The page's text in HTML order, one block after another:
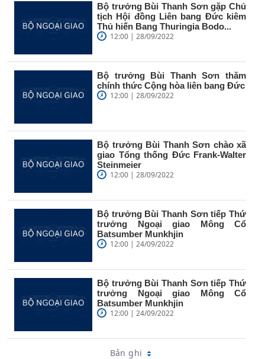
Bộ trưởng Bùi Thanh Sơn gặp Chủ
tịch Hội đồng Liên bang Đức kiêm
Thủ hiến Bang Thuringia Bodo...
12:00 | 28/09/2022
Bộ trưởng Bùi Thanh Sơn thăm
chính thức Cộng hòa liên bang Đức
12:00 | 28/09/2022
Bộ trưởng Bùi Thanh Sơn chào xã
giao Tổng thống Đức Frank-Walter
Steinmeier
12:00 | 28/09/2022
Bộ trưởng Bùi Thanh Sơn tiếp Thứ
trưởng Ngoại giao Mông Cổ
Batsumber Munkhjin
12:00 | 24/09/2022
Bộ trưởng Bùi Thanh Sơn tiếp Thứ
trưởng Ngoại giao Mông Cổ
Batsumber Munkhjin
12:00 | 24/09/2022
Bản ghi